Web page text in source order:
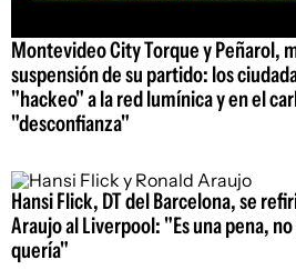
Montevideo City Torque y Peñarol,
suspensión de su partido: los
"hackeo" a la red lumínica y en el
"desconfianza"
Hansi Flick, DT del Barcelona, se
Araujo al Liverpool: "Es una pena,
quería"